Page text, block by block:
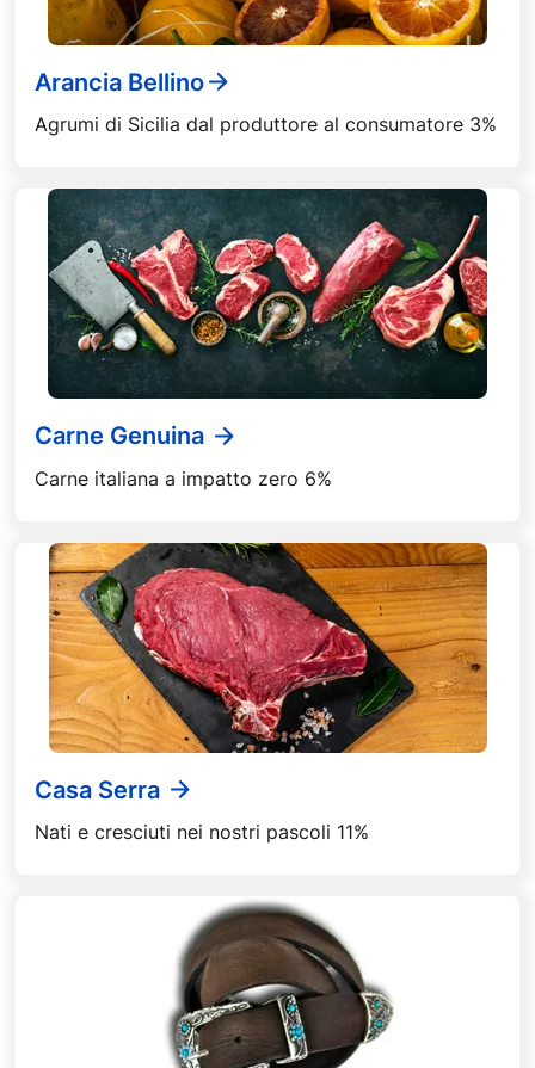
Arancia Bellino
Agrumi di Sicilia dal produttore al consumatore 3%
Carne Genuina
Carne italiana a impatto zero 6%
Casa Serra
Nati e cresciuti nei nostri pascoli 11%